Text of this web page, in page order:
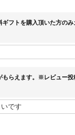
フトを購入頂いた方の
もらえます。※レビュー